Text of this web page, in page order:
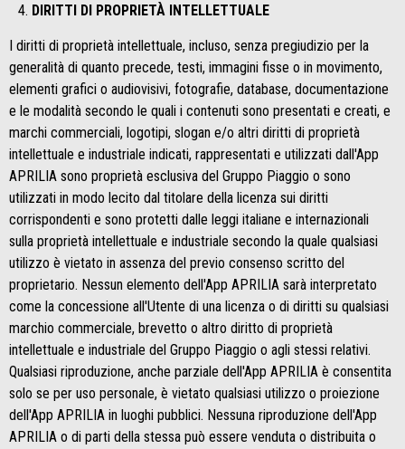
DIRITTI DI PROPRIETÀ INTELLETTUALE
I diritti di proprietà intellettuale, incluso, senza pregiudizio per la
generalità di quanto precede, testi, immagini fisse o in movimento,
elementi grafici o audiovisivi, fotografie, database, documentazione
e le modalità secondo le quali i contenuti sono presentati e creati, e
marchi commerciali, logotipi, slogan e/o altri diritti di proprietà
intellettuale e industriale indicati, rappresentati e utilizzati dall'App
APRILIA sono proprietà esclusiva del Gruppo Piaggio o sono
utilizzati in modo lecito dal titolare della licenza sui diritti
corrispondenti e sono protetti dalle leggi italiane e internazionali
sulla proprietà intellettuale e industriale secondo la quale qualsiasi
utilizzo è vietato in assenza del previo consenso scritto del
proprietario. Nessun elemento dell'App APRILIA sarà interpretato
come la concessione all'Utente di una licenza o di diritti su qualsiasi
marchio commerciale, brevetto o altro diritto di proprietà
intellettuale e industriale del Gruppo Piaggio o agli stessi relativi.
Qualsiasi riproduzione, anche parziale dell'App APRILIA è consentita
solo se per uso personale, è vietato qualsiasi utilizzo o proiezione
dell'App APRILIA in luoghi pubblici. Nessuna riproduzione dell'App
APRILIA o di parti della stessa può essere venduta o distribuita o